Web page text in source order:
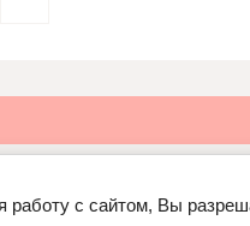
с сайтом, Вы